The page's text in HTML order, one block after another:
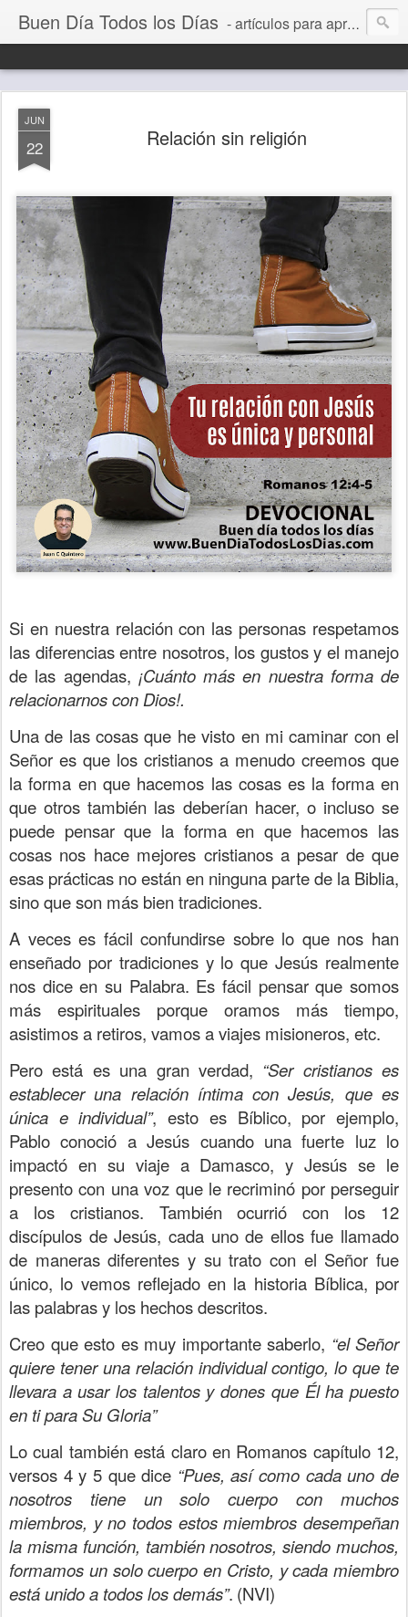
Buen Día Todos los Días - artículos para aprender a vivir mejor, un día a la vez. Por Juan C Quintero
JUN
22 Relación sin religión
Si en nuestra relación con las personas respetamos
las diferencias entre nosotros, los gustos y el manejo
de las agendas, ¡Cuánto más en nuestra forma de
relacionarnos con Dios!.
Una de las cosas que he visto en mi caminar con el
Señor es que los cristianos a menudo creemos que
la forma en que hacemos las cosas es la forma en
que otros también las deberían hacer, o incluso se
puede pensar que la forma en que hacemos las
cosas nos hace mejores cristianos a pesar de que
esas prácticas no están en ninguna parte de la Biblia,
sino que son más bien tradiciones.
A veces es fácil confundirse sobre lo que nos han
enseñado por tradiciones y lo que Jesús realmente
nos dice en su Palabra. Es fácil pensar que somos
más espirituales porque oramos más tiempo,
asistimos a retiros, vamos a viajes misioneros, etc.
Pero está es una gran verdad, “Ser cristianos es
establecer una relación íntima con Jesús, que es
única e individual”, esto es Bíblico, por ejemplo,
Pablo conoció a Jesús cuando una fuerte luz lo
impactó en su viaje a Damasco, y Jesús se le
presento con una voz que le recriminó por perseguir
a los cristianos. También ocurrió con los 12
discípulos de Jesús, cada uno de ellos fue llamado
de maneras diferentes y su trato con el Señor fue
único, lo vemos reflejado en la historia Bíblica, por
las palabras y los hechos descritos.
Creo que esto es muy importante saberlo, “el Señor
quiere tener una relación individual contigo, lo que te
llevara a usar los talentos y dones que Él ha puesto
en ti para Su Gloria”
Lo cual también está claro en Romanos capítulo 12,
versos 4 y 5 que dice “Pues, así como cada uno de
nosotros tiene un solo cuerpo con muchos
miembros, y no todos estos miembros desempeñan
la misma función, también nosotros, siendo muchos,
formamos un solo cuerpo en Cristo, y cada miembro
está unido a todos los demás”. (NVI)